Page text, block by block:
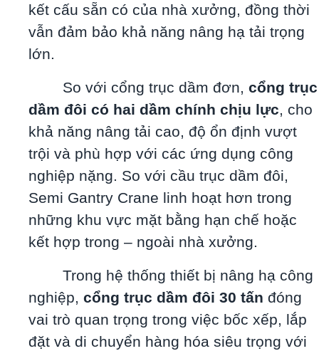
kết cấu sẵn có của nhà xưởng, đồng thời
vẫn đảm bảo khả năng nâng hạ tải trọng
lớn.
So với cổng trục dầm đơn, cổng trục
dầm đôi có hai dầm chính chịu lực, cho
khả năng nâng tải cao, độ ổn định vượt
trội và phù hợp với các ứng dụng công
nghiệp nặng. So với cầu trục dầm đôi,
Semi Gantry Crane linh hoạt hơn trong
những khu vực mặt bằng hạn chế hoặc
kết hợp trong – ngoài nhà xưởng.
Trong hệ thống thiết bị nâng hạ công
nghiệp, cổng trục dầm đôi 30 tấn đóng
vai trò quan trọng trong việc bốc xếp, lắp
đặt và di chuyển hàng hóa siêu trọng với